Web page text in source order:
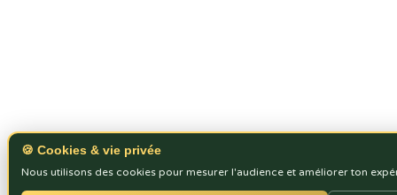
🍪 Cookies & vie privée
Nous utilisons des cookies pour mesurer l'audience et améliorer ton